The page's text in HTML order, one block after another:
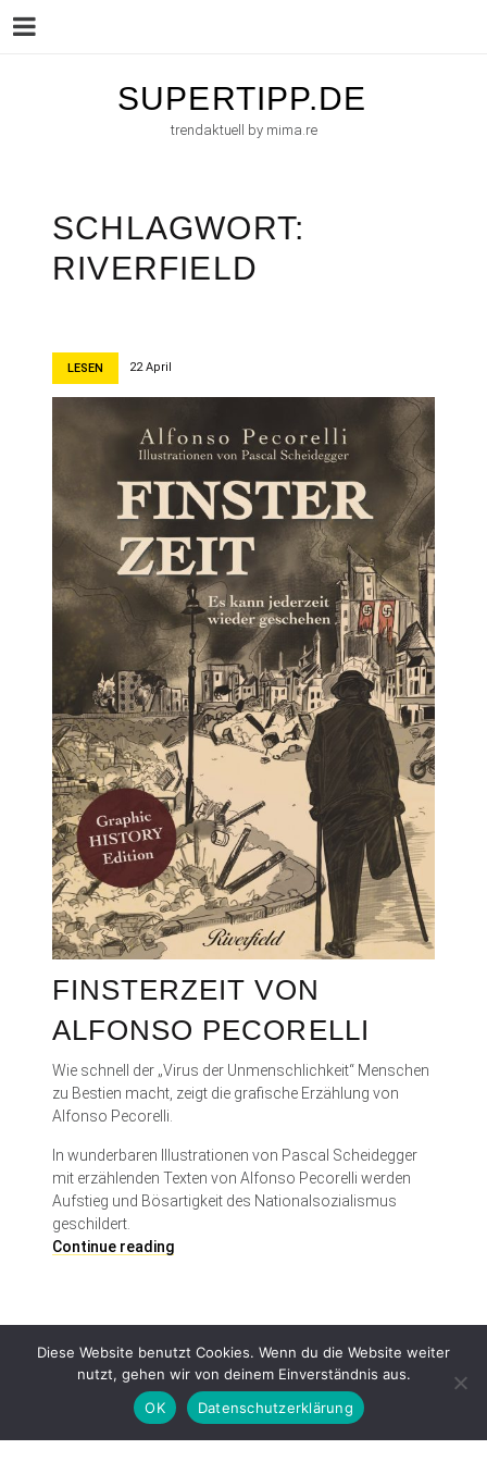
SUPERTIPP.DE
trendaktuell by mima.re
SCHLAGWORT:
RIVERFIELD
LESEN 22 April
FINSTERZEIT VON
ALFONSO PECORELLI
Wie schnell der „Virus der Unmenschlichkeit“ Menschen
zu Bestien macht, zeigt die grafische Erzählung von
Alfonso Pecorelli.
In wunderbaren Illustrationen von Pascal Scheidegger
mit erzählenden Texten von Alfonso Pecorelli werden
Aufstieg und Bösartigkeit des Nationalsozialismus
geschildert.
Continue readingF
e
r
z
Menu
Diese Website benutzt Cookies. Wenn du die Website weiter
nutzt, gehen wir von deinem Einverständnis aus.
OK
Datenschutzerklärung